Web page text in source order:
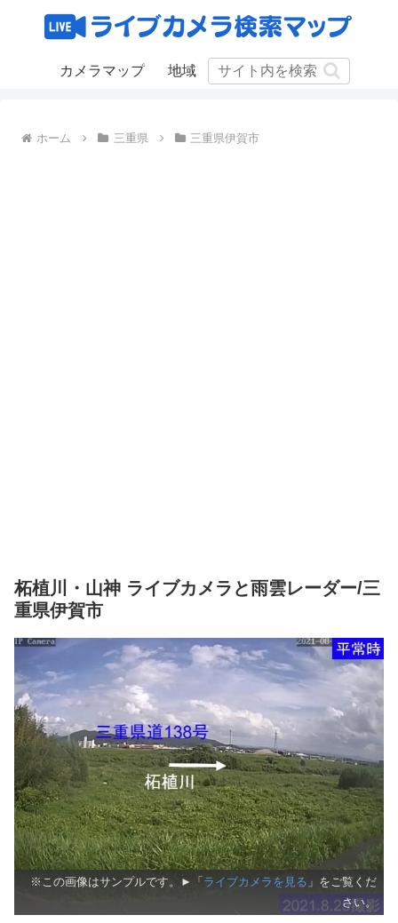
カメラマップ 地域
ホーム 三重県 三重県伊賀市
柘植川・山神 ライブカメラと雨雲レーダー/三
重県伊賀市
※この画像はサンプルです。►「 ライブカメラを見る 」をご覧くだ
さい。